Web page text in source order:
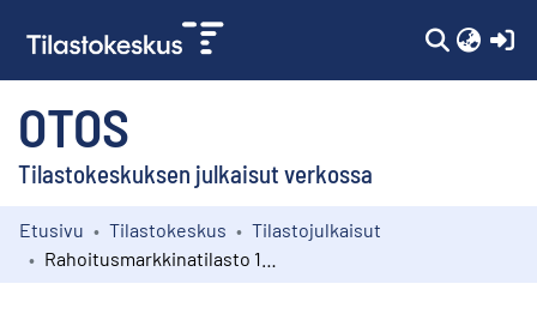
OTOS
Tilastokeskuksen julkaisut verkossa
Kokoelmat
Etusivu Tilastokeskus
Tilastojulkaisut